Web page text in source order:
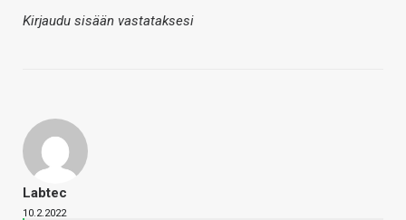
Kirjaudu sisään vastataksesi
Labtec
10.2.2022